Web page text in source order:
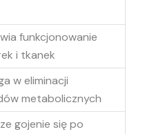
funkcjonowanie
i tkanek
w eliminacji
metabolicznych
gojenie się po